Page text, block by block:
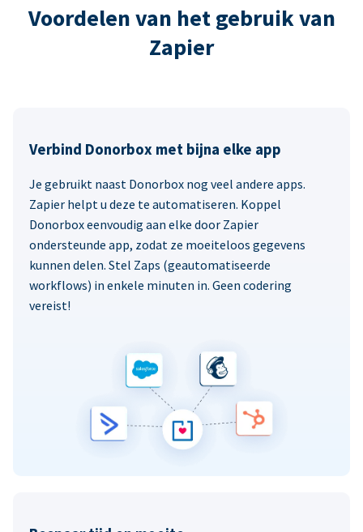
Voordelen van het gebruik van
Zapier
Verbind Donorbox met bijna elke app
Je gebruikt naast Donorbox nog veel andere apps.
Zapier helpt u deze te automatiseren. Koppel
Donorbox eenvoudig aan elke door Zapier
ondersteunde app, zodat ze moeiteloos gegevens
kunnen delen. Stel Zaps (geautomatiseerde
workflows) in enkele minuten in. Geen codering
vereist!